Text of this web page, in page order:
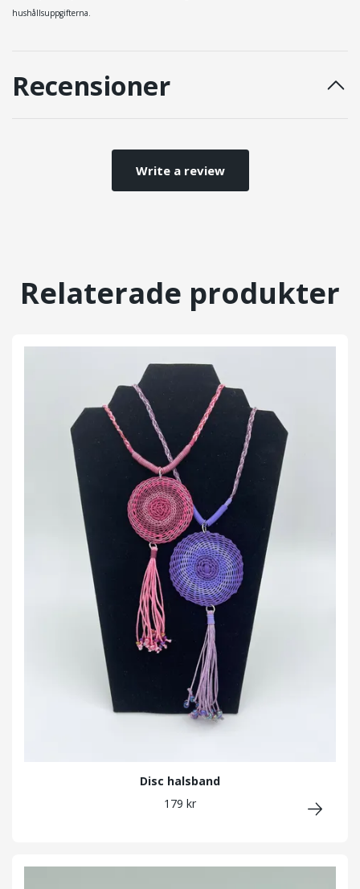
hushållsuppgifterna.
Recensioner
Write a review
Relaterade produkter
Disc halsband
179 kr